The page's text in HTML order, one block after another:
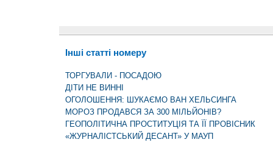
Інші статті номеру
ТОРГУВАЛИ - ПОСАДОЮ
ДІТИ НЕ ВИННІ
ОГОЛОШЕННЯ: ШУКАЄМО ВАН ХЕЛЬСИНГА
МОРОЗ ПРОДАВСЯ ЗА 300 МІЛЬЙОНІВ?
ГЕОПОЛІТИЧНА ПРОСТИТУЦІЯ ТА ЇЇ ПРОВІСНИК
«ЖУРНАЛІСТСЬКИЙ ДЕСАНТ» У МАУП